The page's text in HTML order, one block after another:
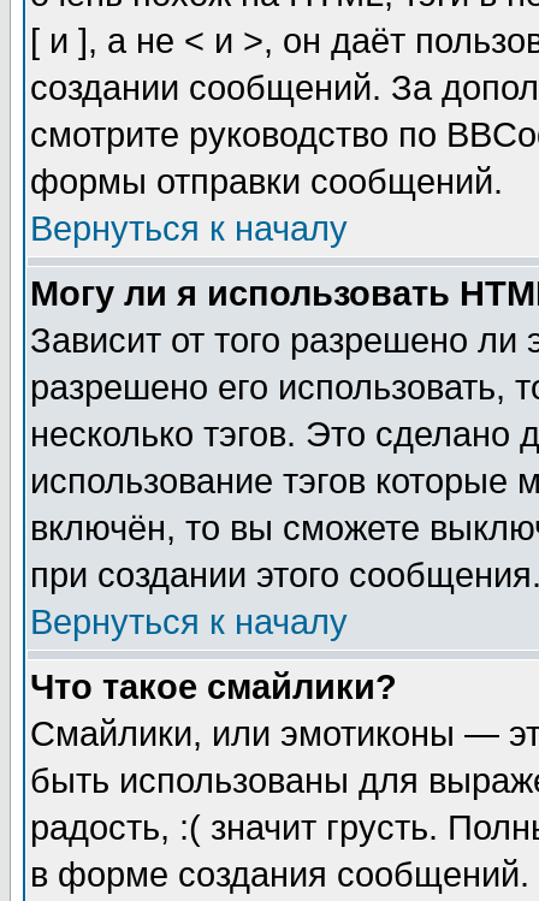
[ и ], а не < и >, он даёт
создании сообщений. За
смотрите руководство по
формы отправки сообщений.
Вернуться к началу
Могу ли я использовать
Зависит от того разрешено
разрешено его использовать,
несколько тэгов. Это сделано
использование тэгов
включён, то вы сможете
при создании этого
Вернуться к началу
Что такое смайлики?
Смайлики, или эмотиконы —
быть использованы для
радость, :( значит грусть.
в форме создания сообщений.